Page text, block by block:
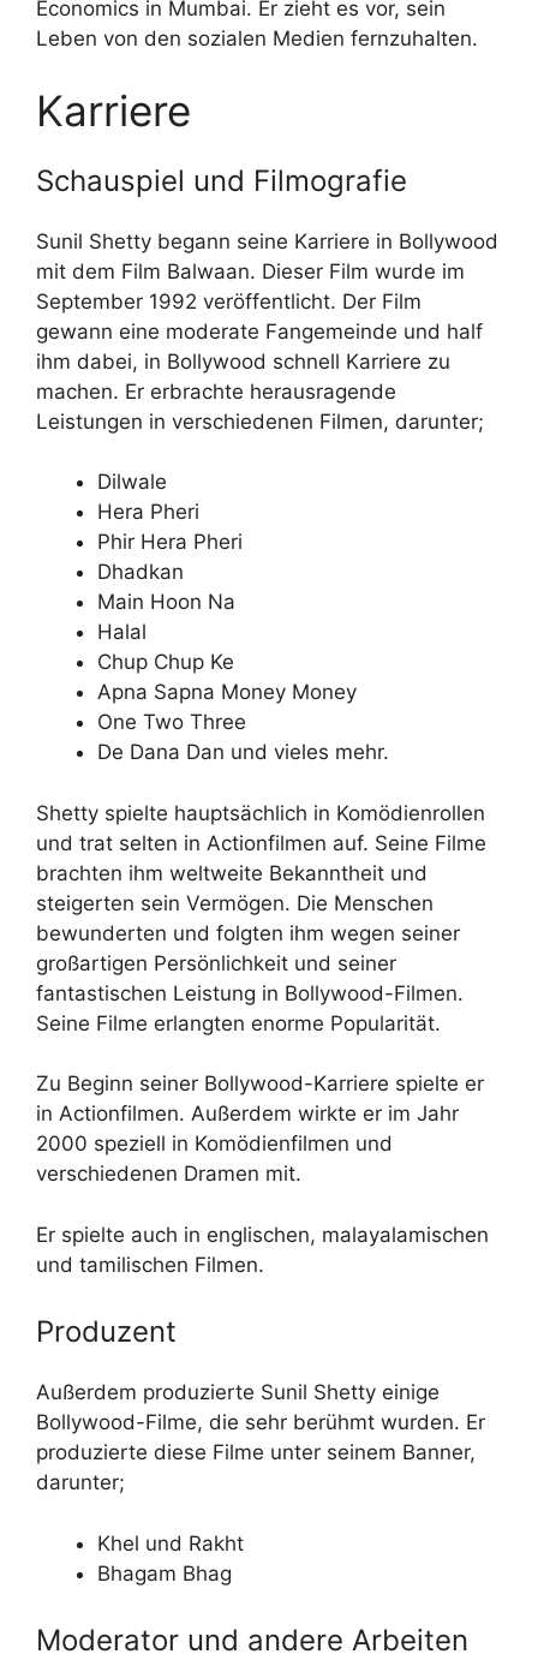
Economics in Mumbai. Er zieht es vor, sein
Leben von den sozialen Medien fernzuhalten.
Karriere
Schauspiel und Filmografie
Sunil Shetty begann seine Karriere in Bollywood
mit dem Film Balwaan. Dieser Film wurde im
September 1992 veröffentlicht. Der Film
gewann eine moderate Fangemeinde und half
ihm dabei, in Bollywood schnell Karriere zu
machen. Er erbrachte herausragende
Leistungen in verschiedenen Filmen, darunter;
Dilwale
Hera Pheri
Phir Hera Pheri
Dhadkan
Main Hoon Na
Halal
Chup Chup Ke
Apna Sapna Money Money
One Two Three
De Dana Dan und vieles mehr.
Shetty spielte hauptsächlich in Komödienrollen
und trat selten in Actionfilmen auf. Seine Filme
brachten ihm weltweite Bekanntheit und
steigerten sein Vermögen. Die Menschen
bewunderten und folgten ihm wegen seiner
großartigen Persönlichkeit und seiner
fantastischen Leistung in Bollywood-Filmen.
Seine Filme erlangten enorme Popularität.
Zu Beginn seiner Bollywood-Karriere spielte er
in Actionfilmen. Außerdem wirkte er im Jahr
2000 speziell in Komödienfilmen und
verschiedenen Dramen mit.
Er spielte auch in englischen, malayalamischen
und tamilischen Filmen.
Produzent
Außerdem produzierte Sunil Shetty einige
Bollywood-Filme, die sehr berühmt wurden. Er
produzierte diese Filme unter seinem Banner,
darunter;
Khel und Rakht
Bhagam Bhag
Moderator und andere Arbeiten